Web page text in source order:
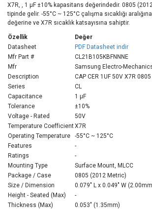
X7R, , 1 µF ±10% kapasitans değerindedir. 0805
tipinde gelir. -55°C ~ 125°C çalışma sıcaklığı
değerine ve X7R sıcaklık katsayısına sahiptir.
Özellik
Değer
Datasheet
PDF Datasheet indir
Mfr Part #
CL21B105KBFNNNE
Mfr
Samsung Electro-
Description
CAP CER 1UF 50V X7R 0805
Series
CL
Capacitance
1 µF
Tolerance
±10%
Voltage - Rated
50V
Temperature CoefficientX7R
Operating Temperature
-55°C ~ 125°C
Features
-
Ratings
-
Mounting Type
Surface Mount, MLCC
Package / Case
0805 (2012 Metric)
Size / Dimension
0.079" L x 0.049" W
Height - Seated (Max)
-
Thickness (Max)
0.053" (1.35mm)